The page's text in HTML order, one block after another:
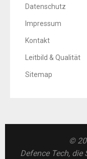
Datenschutz
Impressum
Kontakt
Leitbild & Qualität
Sitemap
©
Defence Tech,